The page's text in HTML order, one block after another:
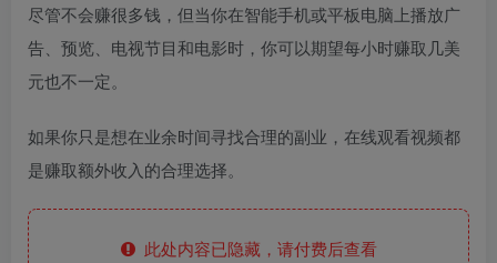
尽管不会赚很多钱，但当你在智能手机或平板电脑上播放广
告、预览、电视节目和电影时，你可以期望每小时赚取几美
元也不一定。
如果你只是想在业余时间寻找合理的副业，在线观看视频都
是赚取额外收入的合理选择。
此处内容已隐藏，请付费后查看